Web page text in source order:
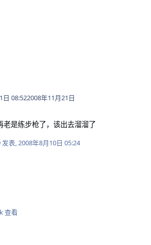
日 08:522008年11月21日
老是练步枪了，该出去溜溜了
发表,2008年8月10日 05:24
查看